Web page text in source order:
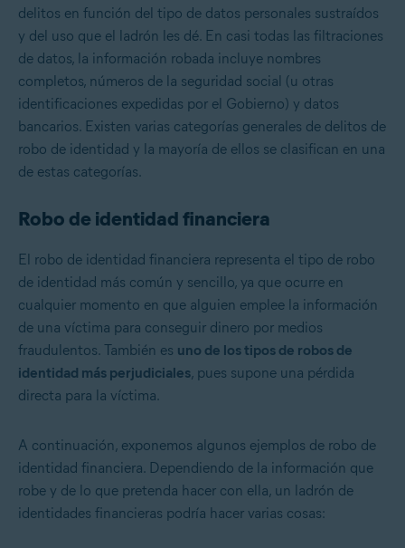
delitos en función del tipo de datos personales sustraídos
y del uso que el ladrón les dé. En casi todas las filtraciones
de datos, la información robada incluye nombres
completos, números de la seguridad social (u otras
identificaciones expedidas por el Gobierno) y datos
bancarios. Existen varias categorías generales de delitos de
robo de identidad y la mayoría de ellos se clasifican en una
de estas categorías.
Robo de identidad financiera
El robo de identidad financiera representa el tipo de robo
de identidad más común y sencillo, ya que ocurre en
cualquier momento en que alguien emplee la información
de una víctima para conseguir dinero por medios
fraudulentos. También es uno de los tipos de robos de
identidad más perjudiciales, pues supone una pérdida
directa para la víctima.
A continuación, exponemos algunos ejemplos de robo de
identidad financiera. Dependiendo de la información que
robe y de lo que pretenda hacer con ella, un ladrón de
identidades financieras podría hacer varias cosas: